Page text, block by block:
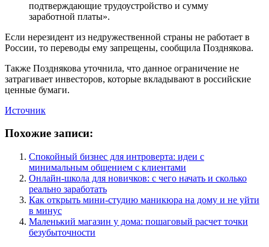
подтверждающие трудоустройство и сумму
заработной платы».
Если нерезидент из недружественной страны не работает в
России, то переводы ему запрещены, сообщила Позднякова.
Также Позднякова уточнила, что данное ограничение не
затрагивает инвесторов, которые вкладывают в российские
ценные бумаги.
Источник
Похожие записи:
Спокойный бизнес для интроверта: идеи с
минимальным общением с клиентами
Онлайн-школа для новичков: с чего начать и сколько
реально заработать
Как открыть мини-студию маникюра на дому и не уйти
в минус
Маленький магазин у дома: пошаговый расчет точки
безубыточности